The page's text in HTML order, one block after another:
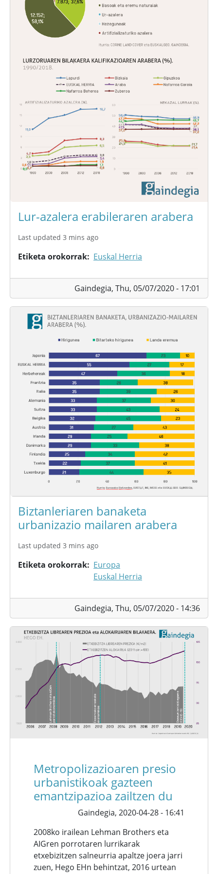
Lur-azalera erabileraren arabera
Last updated 3 mins ago
Etiketa orokorrak Euskal Herria
Gaindegia, Thu, 05/07/2020 - 17:01
Biztanleriaren banaketa
urbanizazio mailaren arabera
Last updated 3 mins ago
Etiketa orokorrak
Europa
Euskal Herria
Gaindegia, Thu, 05/07/2020 - 14:36
Metropolizazioaren presio
urbanistikoak gazteen
emantzipazioa zailtzen du
Gaindegia, 2020-04-28 - 16:41
2008ko irailean Lehman Brothers eta
AIGren porrotaren lurrikarak
etxebizitzen salneurria apaltze joera jarri
zuen, Hego EHn behintzat, 2016 urtean